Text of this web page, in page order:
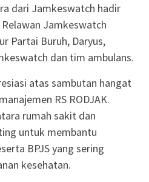
dari Jamkeswatch hadir
Jamkeswatch
Partai Buruh, Daryus,
dan tim ambulans.
atas sambutan hangat
RS RODJAK.
rumah sakit dan
untuk membantu
BPJS yang sering
kesehatan.